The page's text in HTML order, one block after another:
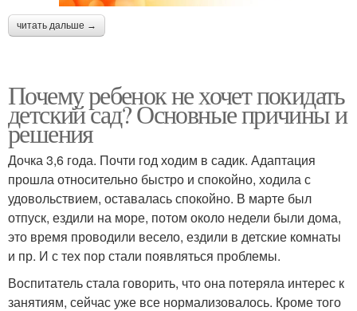
читать дальше →
Почему ребенок не хочет покидать
детский сад? Основные причины и
решения
Дочка 3,6 года. Почти год ходим в садик. Адаптация
прошла относительно быстро и спокойно, ходила с
удовольствием, оставалась спокойно. В марте был
отпуск, ездили на море, потом около недели были дома,
это время проводили весело, ездили в детские комнаты
и пр. И с тех пор стали появляться проблемы.
Воспитатель стала говорить, что она потеряла интерес к
занятиям, сейчас уже все нормализовалось. Кроме того